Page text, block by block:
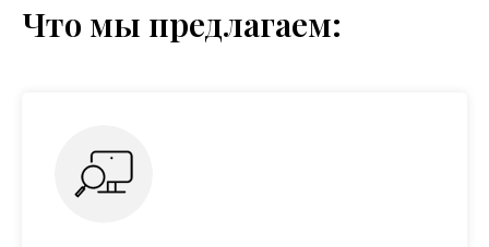
Что мы предлагаем: